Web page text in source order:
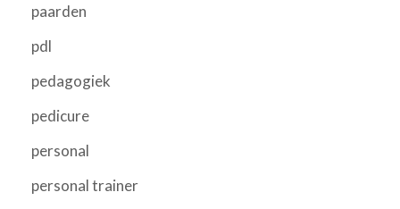
paarden
pdl
pedagogiek
pedicure
personal
personal trainer